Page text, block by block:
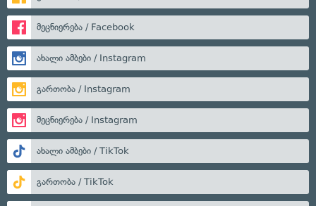
მეცნიერება / Facebook
ახალი ამბები / Instagram
გართობა / Instagram
მეცნიერება / Instagram
ახალი ამბები / TikTok
გართობა / TikTok